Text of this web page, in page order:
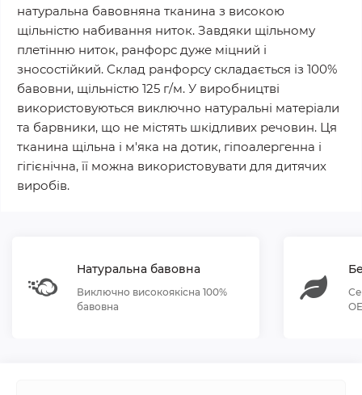
натуральна бавовняна тканина з високою
щільністю набивання ниток. Завдяки щільному
плетінню ниток, ранфорс дуже міцний і
зносостійкий. Склад ранфорсу складається із 100%
бавовни, щільністю 125 г/м. У виробництві
використовуються виключно натуральні матеріали
та барвники, що не містять шкідливих речовин. Ця
тканина щільна і м'яка на дотик, гіпоалергенна і
гігієнічна, її можна використовувати для дитячих
виробів.
Натуральна бавовна
Виключно високоякісна 100%
бавовна